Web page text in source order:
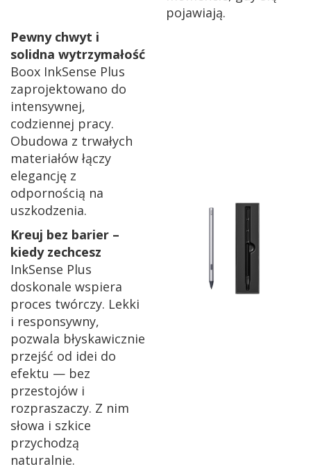
pojawiają.
Pewny chwyt i
solidna wytrzymałość
Boox InkSense Plus
zaprojektowano do
intensywnej,
codziennej pracy.
Obudowa z trwałych
materiałów łączy
elegancję z
odpornością na
uszkodzenia.
Kreuj bez barier –
kiedy zechcesz
InkSense Plus
doskonale wspiera
proces twórczy. Lekki
i responsywny,
pozwala błyskawicznie
przejść od idei do
efektu — bez
przestojów i
rozpraszaczy. Z nim
słowa i szkice
przychodzą
naturalnie.